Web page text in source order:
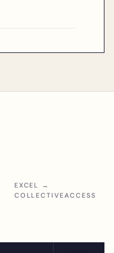
EXCEL →
COLLECTIVEACCESS